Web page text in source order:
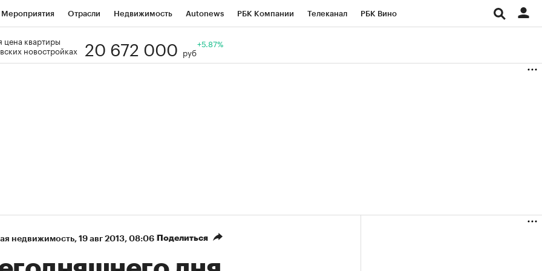
Мероприятия Отрасли Недвижимость Autonews РБК Компании Телеканал РБК Вино
Визионеры
цена квартиры
новостройках
20 672 000 руб
+5.87%
недвижимость⁠, 19 авг 2013, 08:06 Поделиться